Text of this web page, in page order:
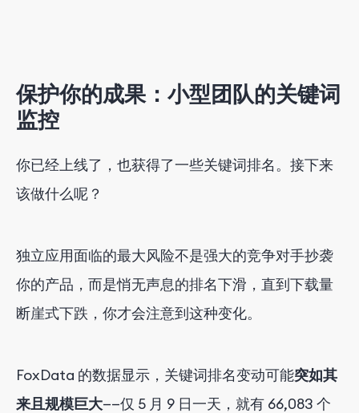
保护你的成果：小型团队的关键词
监控
你已经上线了，也获得了一些关键词排名。接下来
该做什么呢？
独立应用面临的最大风险不是强大的竞争对手抄袭
你的产品，而是悄无声息的排名下滑，直到下载量
断崖式下跌，你才会注意到这种变化。
FoxData 的数据显示，关键词排名变动可能突如其
来且规模巨大——仅 5 月 9 日一天，就有 66,083 个